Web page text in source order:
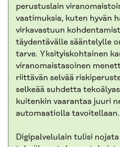
perustuslain
vaatimuksia, kuten hyvän
virkavastuun
täydentävälle sääntelylle
tarve. Yksityiskohtainen
viranomaistasoinen
riittävän selvää
selkeää suhdetta
kuitenkin vaarantaa juuri
automaatiolla tavoitellaan.
Digipalvelulain tulisi